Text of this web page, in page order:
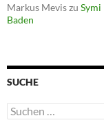
Markus Meviszu Symi
Baden
SUCHE
Suchen
nach: